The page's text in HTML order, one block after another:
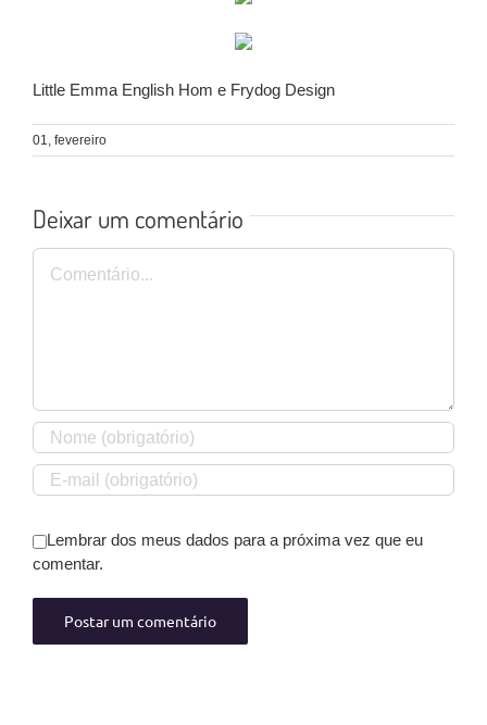
Little Emma English Hom e Frydog Design
01, fevereiro
Deixar um comentário
Comentário
Lembrar dos meus dados para a próxima vez que eu
comentar.